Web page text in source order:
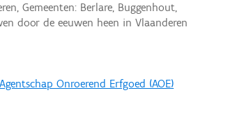
Gemeenten: Berlare, Buggenhout,
door de eeuwen heen in Vlaanderen
Agentschap Onroerend Erfgoed (AOE)